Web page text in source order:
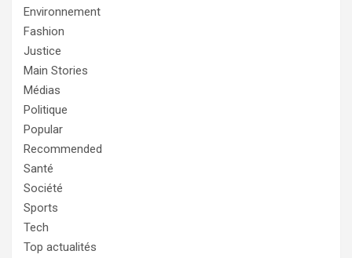
Environnement
Fashion
Justice
Main Stories
Médias
Politique
Popular
Recommended
Santé
Société
Sports
Tech
Top actualités